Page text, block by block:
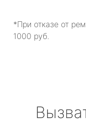
*При отказе от
1000 руб.